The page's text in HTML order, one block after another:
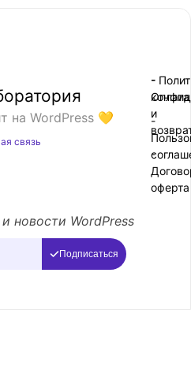
на WordPress 💛
связь
-
-
-
Оплата
и
-
оферта
новости WordPress
Подписаться